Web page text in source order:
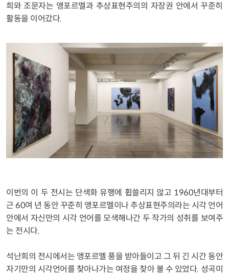
희와 조문자는 앵포르멜과 추상표현주의의 자장권 안에서 꾸준히
활동을 이어갔다.
이번의 이 두 전시는 단색화 유행에 휩쓸리지 않고 1960년대부터
근 60여 년 동안 꾸준히 앵포르멜이나 추상표현주의라는 시각 언어
안에서 자신만의 시각 언어를 모색해나간 두 작가의 성취를 보여주
는 전시다.
석난희의 전시에서는 앵포르멜 풍을 받아들이고 그 뒤 긴 시간 동안
자기만의 시각언어를 찾아나가는 여정을 찾아 볼 수 있었다. 성곡미